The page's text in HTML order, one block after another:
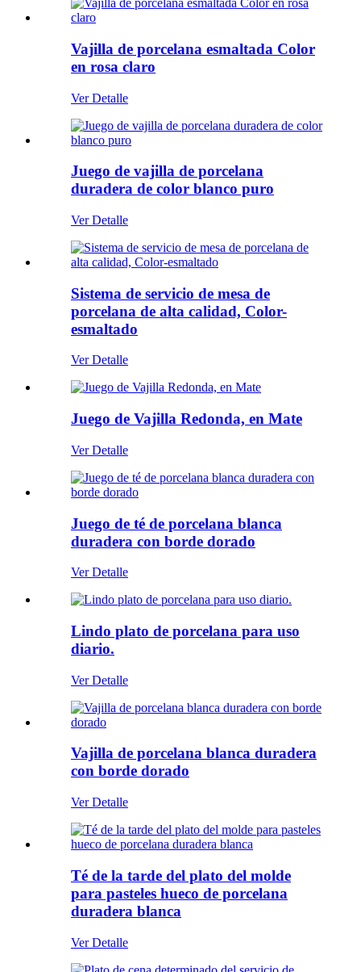
Vajilla de porcelana esmaltada Color
en rosa claro
Ver Detalle
Juego de vajilla de porcelana
duradera de color blanco puro
Ver Detalle
Sistema de servicio de mesa de
porcelana de alta calidad, Color-
esmaltado
Ver Detalle
Juego de Vajilla Redonda, en Mate
Ver Detalle
Juego de té de porcelana blanca
duradera con borde dorado
Ver Detalle
Lindo plato de porcelana para uso
diario.
Ver Detalle
Vajilla de porcelana blanca duradera
con borde dorado
Ver Detalle
Té de la tarde del plato del molde
para pasteles hueco de porcelana
duradera blanca
Ver Detalle